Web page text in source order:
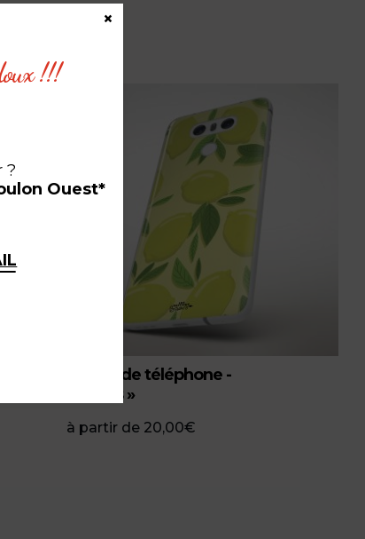
Coque de téléphone -
« Citrus »
à partir de 20,00€
!!!
?
Ouest*
×